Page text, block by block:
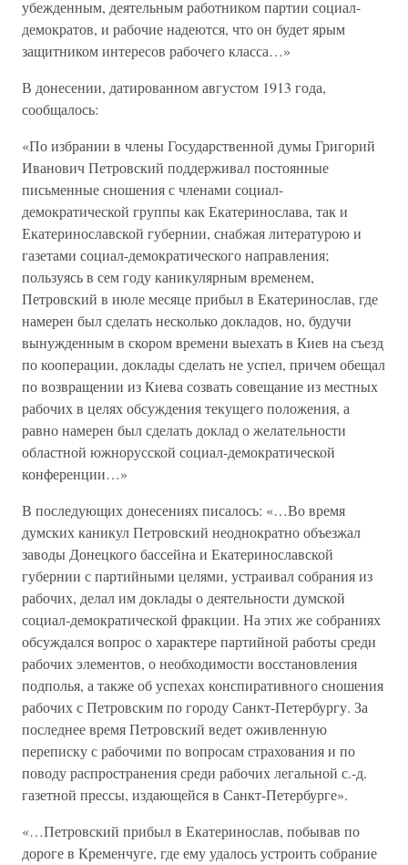
убежденным, деятельным работником партии социал-
демократов, и рабочие надеются, что он будет ярым
защитником интересов рабочего класса…»
В донесении, датированном августом 1913 года,
сообщалось:
«По избрании в члены Государственной думы Григорий
Иванович Петровский поддерживал постоянные
письменные сношения с членами социал-
демократической группы как Екатеринослава, так и
Екатеринославской губернии, снабжая литературою и
газетами социал-демократического направления;
пользуясь в сем году каникулярным временем,
Петровский в июле месяце прибыл в Екатеринослав, где
намерен был сделать несколько докладов, но, будучи
вынужденным в скором времени выехать в Киев на съезд
по кооперации, доклады сделать не успел, причем обещал
по возвращении из Киева созвать совещание из местных
рабочих в целях обсуждения текущего положения, а
равно намерен был сделать доклад о желательности
областной южнорусской социал-демократической
конференции…»
В последующих донесениях писалось: «…Во время
думских каникул Петровский неоднократно объезжал
заводы Донецкого бассейна и Екатеринославской
губернии с партийными целями, устраивал собрания из
рабочих, делал им доклады о деятельности думской
социал-демократической фракции. На этих же собраниях
обсуждался вопрос о характере партийной работы среди
рабочих элементов, о необходимости восстановления
подполья, а также об успехах конспиративного сношения
рабочих с Петровским по городу Санкт-Петербургу. За
последнее время Петровский ведет оживленную
переписку с рабочими по вопросам страхования и по
поводу распространения среди рабочих легальной с.-д.
газетной прессы, издающейся в Санкт-Петербурге».
«…Петровский прибыл в Екатеринослав, побывав по
дороге в Кременчуге, где ему удалось устроить собрание